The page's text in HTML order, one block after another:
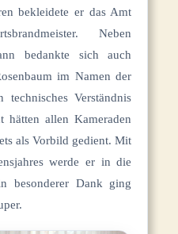
bekleidete er das Amt
Neben
bedankte sich auch
im Namen der
technisches Verständnis
hätten allen Kameraden
als Vorbild gedient. Mit
werde er in die
besonderer Dank ging